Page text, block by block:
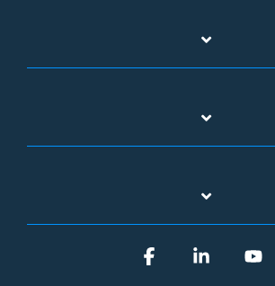
FacebookLinkedin